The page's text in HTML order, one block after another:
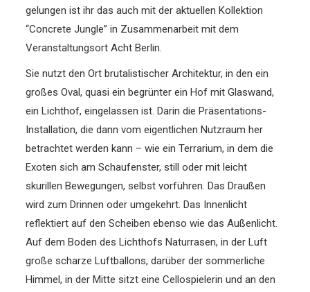
gelungen ist ihr das auch mit der aktuellen Kollektion
“Concrete Jungle” in Zusammenarbeit mit dem
Veranstaltungsort Acht Berlin.
Sie nutzt den Ort brutalistischer Architektur, in den ein
großes Oval, quasi ein begrünter ein Hof mit Glaswand,
einLichthof, eingelassen ist. Darin die Präsentations-
Installation, die dann vom eigentlichen Nutzraum her
betrachtet werden kann – wie ein Terrarium, in dem die
Exoten sich am Schaufenster, still oder mit leicht
skurillen Bewegungen, selbst vorführen. Das Draußen
wird zum Drinnen oder umgekehrt. Das Innenlicht
reflektiert auf den Scheiben ebenso wie das Außenlicht.
Auf dem Boden des Lichthofs Naturrasen, in der Luft
große scharze Luftballons, darüber der sommerliche
Himmel, in der Mitte sitzt eine Cellospielerin und an den